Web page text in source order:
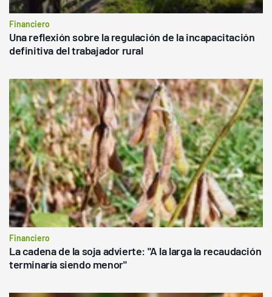
Financiero
Una reflexión sobre la regulación de la incapacitación
definitiva del trabajador rural
Financiero
La cadena de la soja advierte: "A la larga la recaudación
terminaría siendo menor"